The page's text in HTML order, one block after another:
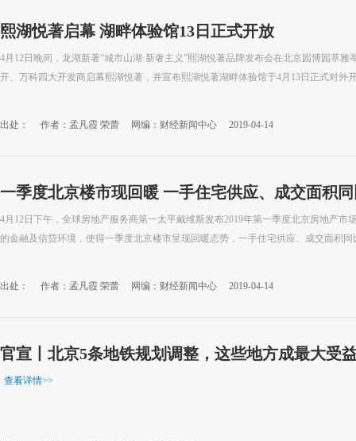
熙湖悦著启幕 湖畔体验馆13日正式开放
4月12日晚间，龙湖新著“城市山湖·新奢主义”熙湖悦著品牌发布会在北京园博园萃
开、万科四大开发商启幕熙湖悦著，并宣布熙湖悦著湖畔体验馆于4月13日正式对外
出处： 作者：孟凡霞 荣蕾 网编：财经新闻中心 2019-04-14
一季度北京楼市现回暖 一手住宅供应、成交面积
4月12日下午，全球房地产服务商第一太平戴维斯发布2019年第一季度北京房地产市
的金融及信贷环境，使得一季度北京楼市呈现回暖态势，一手住宅供应、成交面积同
出处： 作者：孟凡霞 荣蕾 网编：财经新闻中心 2019-04-14
官宣丨北京5条地铁规划调整，这些地方成最大受
查看详情>>